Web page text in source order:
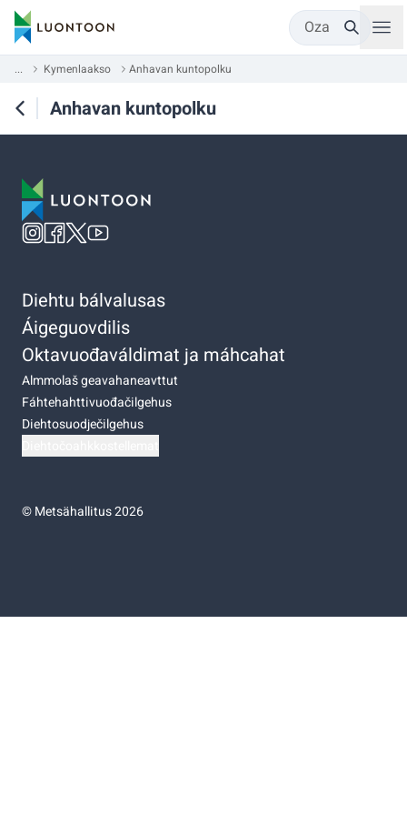
Oza
... Kymenlaakso Anhavan kuntopolku
Anhavan kuntopolku
Diehtu bálvalusas
Áigeguovdilis
Oktavuođaváldimat ja máhcahat
Almmolaš geavahaneavttut
Fáhtehahttivuođačilgehus
Diehtosuodječilgehus
©Metsähallitus 2026